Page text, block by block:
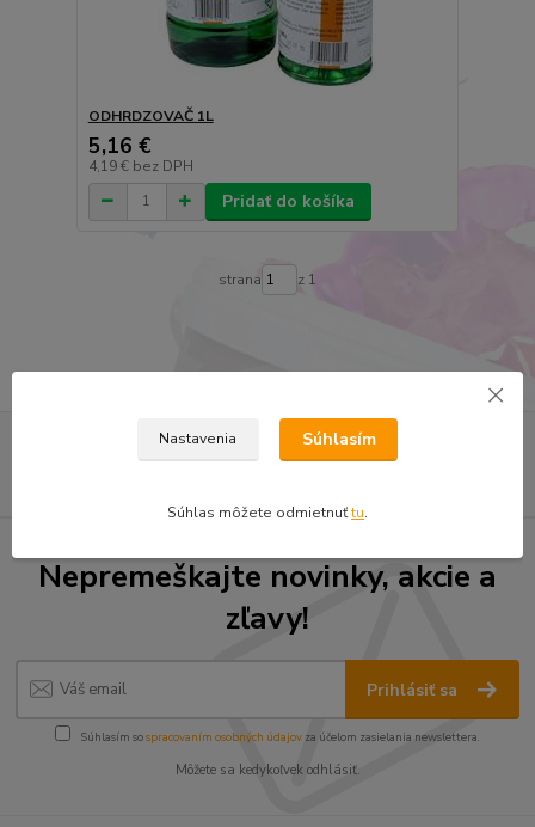
ODHRDZOVAČ 1L
5,16 €
4,19 € bez DPH
Pridať do košíka
strana z 1
Nepremeškajte novinky, akcie a
zľavy!
Prihlásiť sa
Súhlasím sospracovaním osobných údajov za účelom zasielania newslettera.
Môžete sa kedykoľvek odhlásiť.
Nastavenia Súhlasím
Súhlas môžete odmietnuťtu.